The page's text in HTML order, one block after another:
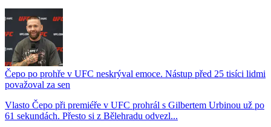
Čepo po prohře v UFC neskrýval emoce. Nástup před 25 tisíci lidmi
považoval za sen
Vlasto Čepo při premiéře v UFC prohrál s Gilbertem Urbinou už po
61 sekundách. Přesto si z Bělehradu odvezl...